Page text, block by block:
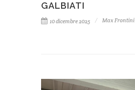
GALBIATI
10 dicembre 2025 Max Frontini